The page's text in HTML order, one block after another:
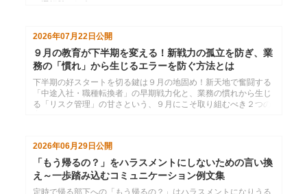
2026年07月22日公開
９月の教育が下半期を変える！新戦力の孤立を防ぎ、業
務の「慣れ」から生じるエラーを防ぐ方法とは
下半期の好スタートを切る鍵は９月の地固め！新天地で奮闘する
「中途入社・職種転換者」の早期戦力化と、業務の慣れから生じ
る「リスク管理」の甘さという、９月にこそ取り組むべき２つの
2026年06月29日 公開
「もう帰るの？」をハラスメントにしないための言い換
え～一歩踏み込むコミュニケーション例文集